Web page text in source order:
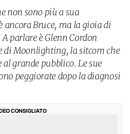
non sono più a sua
ancora Bruce, ma la gioia di
parlare è Glenn Cordon
di Moonlighting, la sitcom che
al grande pubblico. Le sue
peggiorate dopo la diagnosi
CONSIGLIATO